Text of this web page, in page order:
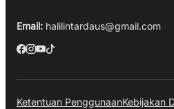
Email: halilintardaus@gmail.com
Ketentuan PenggunaanKebijakan